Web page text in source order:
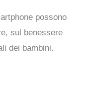
possono
sul benessere
dei bambini.